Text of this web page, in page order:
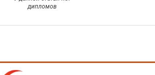
дипломов